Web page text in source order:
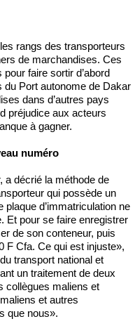
rangs des transporteurs
de marchandises. Ces
faire sortir d’abord
Port autonome de Dakar
dans d’autres pays
préjudice aux acteurs
à gagner.
numéro
a décrié la méthode de
qui possède un
d’immatriculation ne
Et pour se faire enregistrer
de son conteneur, puis
F Cfa. Ce qui est injuste»,
transport national et
un traitement de deux
collègues maliens et
et autres
que nous».